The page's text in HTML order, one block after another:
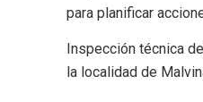
para planificar
Inspección técnica
la localidad de